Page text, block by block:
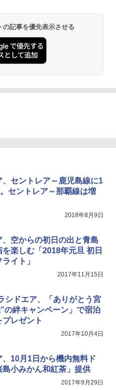
(パイクスピーク) 着替えテン
シー テント 【中が透けない】 1
たみ 防災グッズ 災害用トイレ ビ
ック ポップアップテント 携帯 簡
《めざましテレビで紹介》
タッチ RENEW 幅200 2-3人用 43
ズコレクション 山善] 傘みたいに
パッとサッとテント ブラックコ
ールマン) ツーリングドーム/LD
用 キャンプ アウトドア フェス
アル 急速冷凍 空間倍増 衛生的
保冷力長持ち
ック付き 高安全性 金属製耐久 コ
機能設計 持ち運び便利 アウトド
/教育現場/展示会用 緑
ンプ SUP用 20PSI 電動ポンプ
空気入れ 空気抜き 自動停止 過熱
読lcd 7種類ノズル付き
記事を優先表示させる
、セントレア～鹿児島線に1
セントレア～那覇線は増
2018年8月9日
、空からの初日の出と青島
楽しむ「2018年元旦 初日
イト」
2017年11月15日
シドエア、「ありがとう宮
の絆キャンペーン」で宿泊
レゼント
2017年10月4日
、10月1日から機内無料ド
島小みかん和紅茶」提供
2017年9月29日